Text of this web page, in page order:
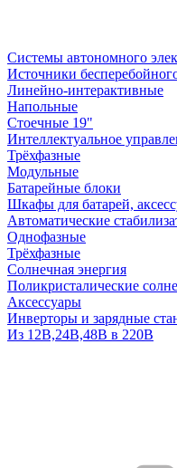
Системы автономного
Источники
Линейно-интерактивные
Напольные
Стоечные 19"
Интеллектуальное
Трёхфазные
Модульные
Батарейные блоки
Шкафы для батарей,
Автоматические
Однофазные
Трёхфазные
Солнечная энергия
Поликристалические
Аксессуары
Инверторы и зарядные
Из 12В,24В,48В в 220В